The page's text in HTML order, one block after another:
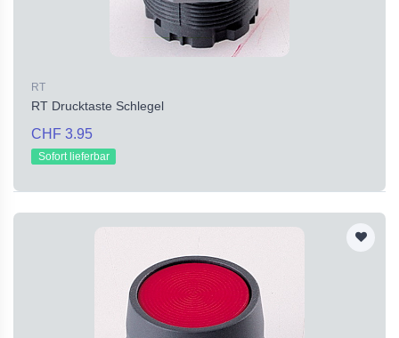
RT
RT Drucktaste Schlegel
CHF 3.95
Sofort lieferbar